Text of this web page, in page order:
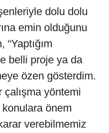
dolu dolu
emin olduğunu
belli proje ya da
özen gösterdim.
çalışma yöntemi
önem
verebilmemiz